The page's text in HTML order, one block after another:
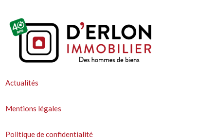
Actualités
Mentions légales
Politique de confidentialité